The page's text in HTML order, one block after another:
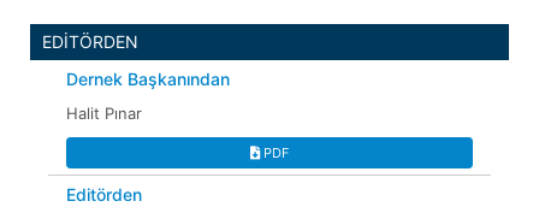
EDİTÖRDEN
Dernek Başkanından
Halit Pınar
PDF
Editörden